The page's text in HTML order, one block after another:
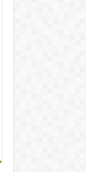
geschlossen. Seine